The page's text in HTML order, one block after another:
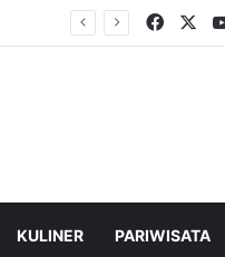
KULINER PARIWISATA